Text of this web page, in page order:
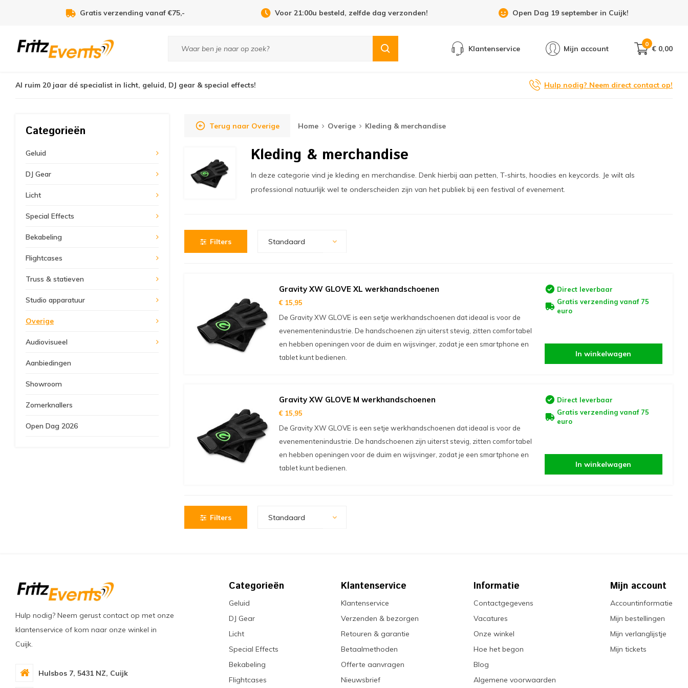
Gratis verzending vanaf €75,- Voor 21:00u besteld, zelfde dag verzonden! Open Dag 19 september in Cuijk!
Klantenservice Mijn account
0
€ 0,00
Al ruim 20 jaar dé specialist in licht, geluid, DJ gear & special effects! Hulp nodig? Neem direct contact op!
Categorieën
Geluid
DJ Gear
Licht
Special Effects
Bekabeling
Flightcases
Truss & statieven
Studio apparatuur
Overige
Audiovisueel
Aanbiedingen
Showroom
Zomerknallers
Open Dag 2026
Terug naar Overige Home Overige Kleding & merchandise
Kleding & merchandise
In deze categorie vind je kleding en merchandise. Denk hierbij aan petten, T-shirts, hoodies en keycords. Je wilt als
professional natuurlijk wel te onderscheiden zijn van het publiek bij een festival of evenement.
Filters Standaard
Gravity XW GLOVE XL werkhandschoenen
€ 15,95
De Gravity XW GLOVE is een setje werkhandschoenen dat ideaal is voor de
evenementenindustrie. De handschoenen zijn uiterst stevig, zitten comfortabel
en hebben openingen voor de duim en wijsvinger, zodat je een smartphone en
tablet kunt bedienen.
Direct leverbaar
Gratis verzending vanaf 75
euro
In winkelwagen
Gravity XW GLOVE M werkhandschoenen
€ 15,95
De Gravity XW GLOVE is een setje werkhandschoenen dat ideaal is voor de
evenementenindustrie. De handschoenen zijn uiterst stevig, zitten comfortabel
en hebben openingen voor de duim en wijsvinger, zodat je een smartphone en
tablet kunt bedienen.
Direct leverbaar
Gratis verzending vanaf 75
euro
In winkelwagen
Filters Standaard
Hulp nodig? Neem gerust contact op met onze
klantenservice of kom naar onze winkel in
Cuijk.
Hulsbos 7, 5431 NZ, Cuijk
Categorieën
Geluid
DJ Gear
Licht
Special Effects
Bekabeling
Flightcases
Klantenservice
Klantenservice
Verzenden & bezorgen
Retouren & garantie
Betaalmethoden
Offerte aanvragen
Nieuwsbrief
Informatie
Contactgegevens
Vacatures
Onze winkel
Hoe het begon
Blog
Algemene voorwaarden
Mijn account
Accountinformatie
Mijn bestellingen
Mijn verlanglijstje
Mijn tickets